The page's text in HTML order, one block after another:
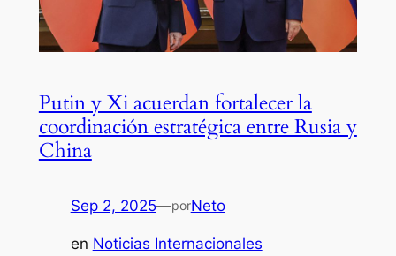
Putin y Xi acuerdan fortalecer la
coordinación estratégica entre Rusia y
China
Sep 2, 2025—porNeto
en Noticias Internacionales